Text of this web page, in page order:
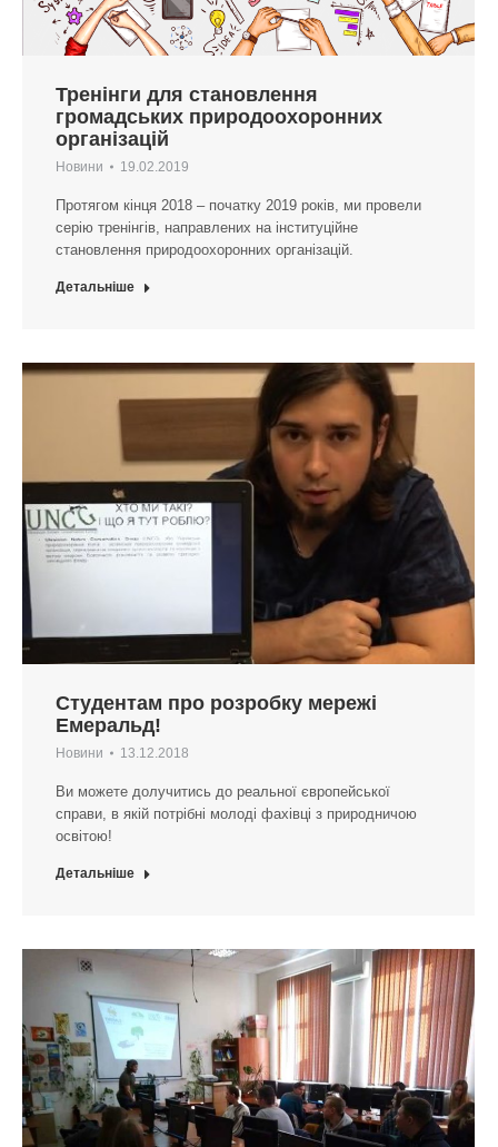
Тренінги для становлення
громадських природоохоронних
організацій
Новини 19.02.2019
Протягом кінця 2018 – початку 2019 років, ми провели
серію тренінгів, направлених на інституційне
становлення природоохоронних організацій.
Детальніше
Студентам про розробку мережі
Емеральд!
Новини 13.12.2018
Ви можете долучитись до реальної європейської
справи, в якій потрібні молоді фахівці з природничою
освітою!
Детальніше